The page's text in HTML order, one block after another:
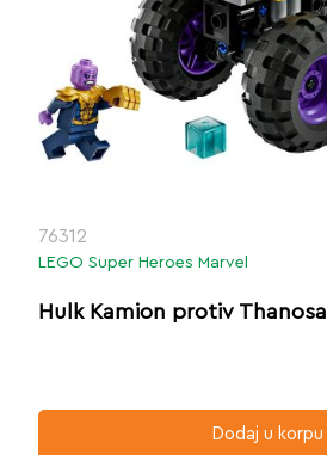
76312
LEGO Super Heroes Marvel
Hulk Kamion protiv Thanosa
Dodaj u korpu